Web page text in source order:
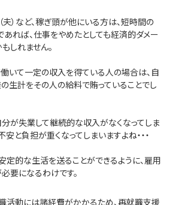
夫）など、稼ぎ頭が他にいる方は、短時間の
あれば、仕事をやめたとしても経済的ダメー
しれません。
働いて一定の収入を得ている人の場合は、自
生計をその人の給料で賄っていることでし
分が失業して継続的な収入がなくなってしま
と負担が重くなってしまいますよね・・・
定的な生活を送ることができるように、雇用
要になるわけです。
活動には諸経費がかかるため、再就職支援